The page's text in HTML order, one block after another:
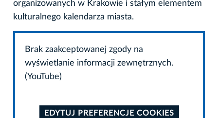
organizowanych w Krakowie i stałym elementem
kulturalnego kalendarza miasta.
Brak zaakceptowanej zgody na
wyświetlanie informacji zewnętrznych.
(YouTube)
EDYTUJ PREFERENCJE COOKIES